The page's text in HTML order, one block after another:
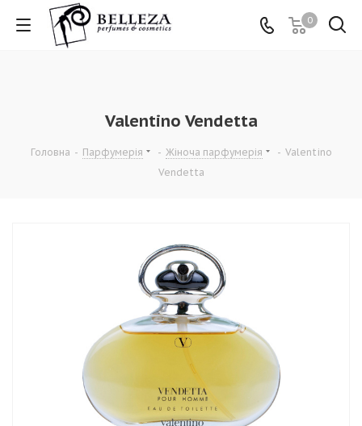
0
Valentino Vendetta
Головна - Парфумерія - Жіноча парфумерія - Valentino
Vendetta